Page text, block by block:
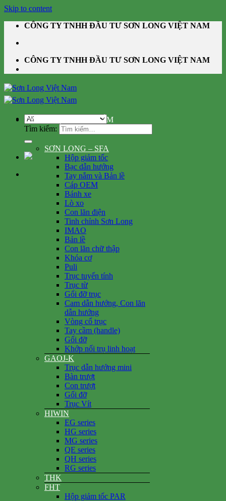
Skip to content
CÔNG TY TNHH ĐẦU TƯ SƠN LONG VIỆT NAM
CÔNG TY TNHH ĐẦU TƯ SƠN LONG VIỆT NAM
Tìm kiếm:
DANH MỤC SẢN PHẨM
SƠN LONG – SFA
Hộp giảm tốc
Bạc dẫn hướng
Tay nắm và Bản lề
Cáp OEM
Bánh xe
Lò xo
Con lăn điện
Tinh chỉnh Sơn Long
IMAO
Bản lề
Con lăn chữ thập
Khóa cơ
Puli
Trục tuyến tính
Trục từ
Gối đỡ trục
Cam dẫn hướng, Con lăn
dẫn hướng
Vòng cổ trục
Tay cầm (handle)
Gối đỡ
Khớp nối trụ linh hoạt
GAOJ-K
Trục dẫn hướng mini
Bàn trượt
Con trượt
Gối đỡ
Trục Vít
HIWIN
EG series
HG series
MG series
QE series
QH series
RG series
THK
FHT
Hộp giảm tốc PAR